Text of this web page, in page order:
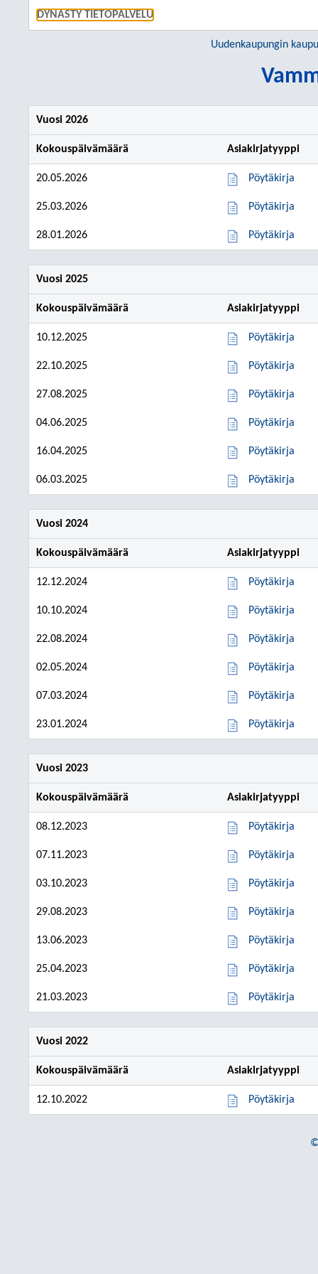
DYNASTY TIETOPALVELU
Uudenkaupungin
Vuosi 2026
Kokouspäivämäärä Asiakirjatyyppi
20.05.2026 Pöytäkirja
25.03.2026 Pöytäkirja
28.01.2026 Pöytäkirja
Vuosi 2025
Kokouspäivämäärä Asiakirjatyyppi
10.12.2025 Pöytäkirja
22.10.2025 Pöytäkirja
27.08.2025 Pöytäkirja
04.06.2025 Pöytäkirja
16.04.2025 Pöytäkirja
06.03.2025 Pöytäkirja
Vuosi 2024
Kokouspäivämäärä Asiakirjatyyppi
12.12.2024 Pöytäkirja
10.10.2024 Pöytäkirja
22.08.2024 Pöytäkirja
02.05.2024 Pöytäkirja
07.03.2024 Pöytäkirja
23.01.2024 Pöytäkirja
Vuosi 2023
Kokouspäivämäärä Asiakirjatyyppi
08.12.2023 Pöytäkirja
07.11.2023 Pöytäkirja
03.10.2023 Pöytäkirja
29.08.2023 Pöytäkirja
13.06.2023 Pöytäkirja
25.04.2023 Pöytäkirja
21.03.2023 Pöytäkirja
Vuosi 2022
Kokouspäivämäärä Asiakirjatyyppi
12.10.2022 Pöytäkirja